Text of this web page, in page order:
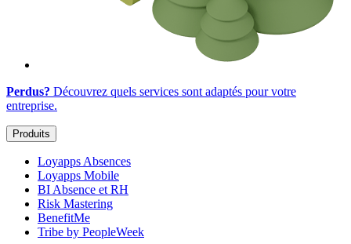
Perdus? Découvrez quels services sont adaptés pour votre
entreprise.
Produits
Loyapps Absences
Loyapps Mobile
BI Absence et RH
Risk Mastering
BenefitMe
Tribe by PeopleWeek